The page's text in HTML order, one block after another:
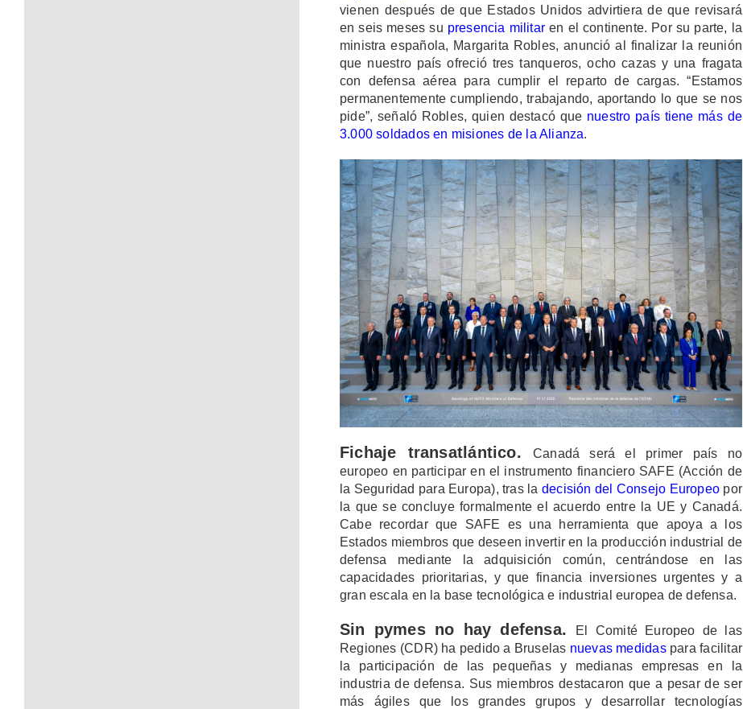
vienen después de que Estados Unidos advirtiera de que revisará
en seis meses su presencia militar en el continente. Por su parte, la
ministra española, Margarita Robles, anunció al finalizar la reunión
que nuestro país ofreció tres tanqueros, ocho cazas y una fragata
con defensa aérea para cumplir el reparto de cargas. “Estamos
permanentemente cumpliendo, trabajando, aportando lo que se nos
pide”, señaló Robles, quien destacó que nuestro país tiene más de
3.000 soldados en misiones de la Alianza.
Fichaje transatlántico.
Canadá será el primer país no
europeo en participar en el instrumento financiero SAFE (Acción de
la Seguridad para Europa), tras la decisión del Consejo Europeo por
la que se concluye formalmente el acuerdo entre la UE y Canadá.
Cabe recordar que SAFE es una herramienta que apoya a los
Estados miembros que deseen invertir en la producción industrial de
defensa mediante la adquisición común, centrándose en las
capacidades prioritarias, y que financia inversiones urgentes y a
gran escala en la base tecnológica e industrial europea de defensa.
Sin pymes no hay defensa.
El Comité Europeo de las
Regiones (CDR) ha pedido a Bruselas nuevas medidaspara facilitar
la participación de las pequeñas y medianas empresas en la
industria de defensa. Sus miembros destacaron que a pesar de ser
más ágiles que los grandes grupos y desarrollar tecnologías